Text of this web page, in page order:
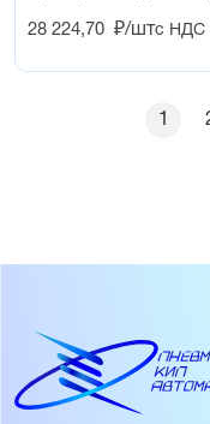
28 224,70 ₽/штс НДС
1